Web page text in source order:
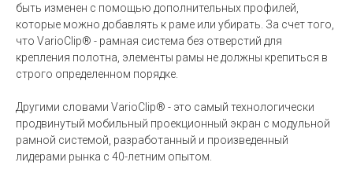
быть изменен с помощью дополнительных профилей,
которые можно добавлять к раме или убирать. За счет того,
что VarioClip® - рамная система без отверстий для
крепления полотна, элементы рамы не должны крепиться в
строго определенном порядке.
Другими словами VarioClip® - это самый технологически
продвинутый мобильный проекционный экран с модульной
рамной системой, разработанный и произведенный
лидерами рынка с 40-летним опытом.